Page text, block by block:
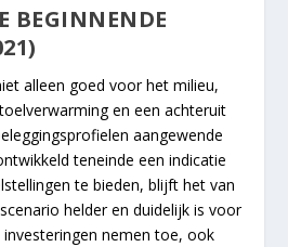
BEGINNENDE
alleen goed voor het milieu,
en een achteruit
aangewende
teneinde een indicatie
te bieden, blijft het van
helder en duidelijk is voor
investeringen nemen toe, ook